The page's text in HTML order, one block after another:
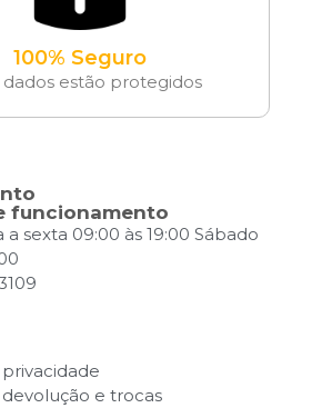
100% Seguro
dados estão protegidos
funcionamento
a sexta 09:00 às 19:00 Sábado
e trocas